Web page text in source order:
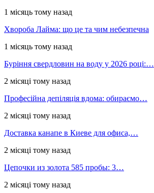
1 місяць тому назад
Хвороба Лайма: що це та чим небезпечна
1 місяць тому назад
Буріння свердловин на воду у 2026 році:…
2 місяці тому назад
Професійна депіляція вдома: обираємо…
2 місяці тому назад
Доставка канапе в Киеве для офиса,…
2 місяці тому назад
Цепочки из золота 585 пробы: 3…
2 місяці тому назад